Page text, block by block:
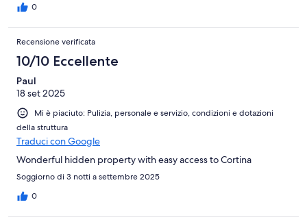
0
Recensione verificata
10/10 Eccellente
Paul
18 set 2025
Mi è piaciuto: Pulizia, personale e servizio, condizioni e dotazioni
della struttura
Traduci con Google
Wonderful hidden property with easy access to Cortina
Soggiorno di 3 notti a settembre 2025
0